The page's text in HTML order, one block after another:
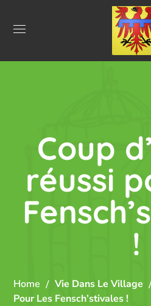
Coup
réussi
!
Home Vie Dans Le Village
Pour Les Fensch’stivales !